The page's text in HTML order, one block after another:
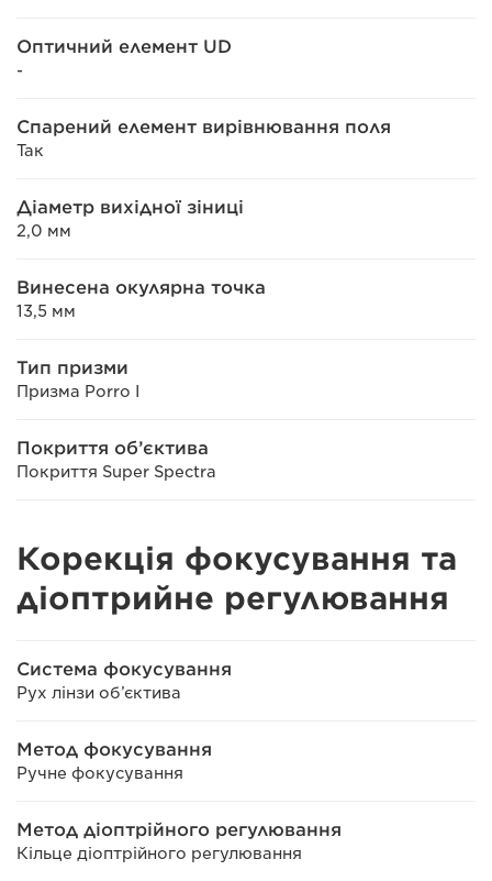
Оптичний елемент UD
-
Спарений елемент вирівнювання поля
Так
Діаметр вихідної зіниці
2,0 мм
Винесена окулярна точка
13,5 мм
Тип призми
Призма Porro I
Покриття об’єктива
Покриття Super Spectra
Корекція фокусування та
діоптрийне регулювання
Система фокусування
Рух лінзи об’єктива
Метод фокусування
Ручне фокусування
Метод діоптрійного регулювання
Кільце діоптрійного регулювання